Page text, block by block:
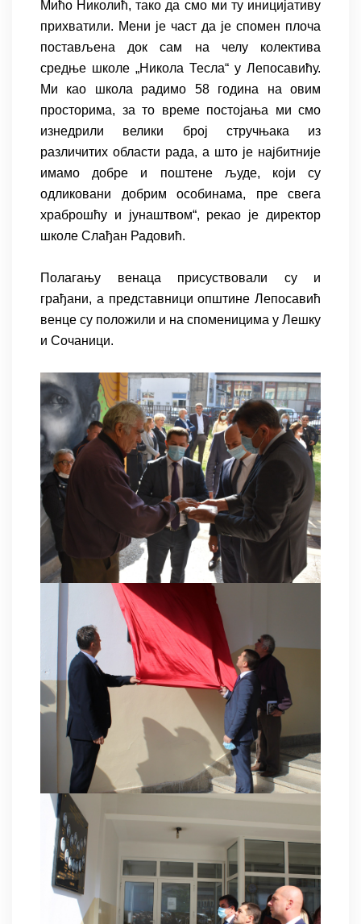
Мићо Николић, тако да смо ми ту иницијативу
прихватили. Мени је част да је спомен плоча
постављена док сам на челу колектива
средње школе „Никола Тесла“ у Лепосавићу.
Ми као школа радимо 58 година на овим
просторима, за то време постојања ми смо
изнедрили велики број стручњака из
различитих области рада, а што је најбитније
имамо добре и поштене људе, који су
одликовани добрим особинама, пре свега
храброшћу и јунаштвом“, рекао је директор
школе Слађан Радовић.
Полагању венаца присуствовали су и
грађани, а представници општине Лепосавић
венце су положили и на споменицима у Лешку
и Сочаници.